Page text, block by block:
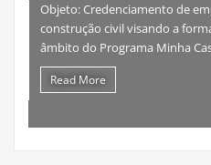
de empresas do ramo da
visando a formalização de parceria no
Minha Casa,…